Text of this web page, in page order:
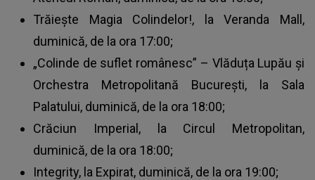
Trăiește Magia Colindelor!, la Veranda Mall,
duminică, de la ora 17:00;
„Colinde de suflet românesc” – Vlăduța Lupău și
Orchestra Metropolitană București, la Sala
Palatului, duminică, de la ora 18:00;
Crăciun Imperial, la Circul Metropolitan,
duminică, de la ora 18:00;
Integrity, la Expirat, duminică, de la ora 19:00;